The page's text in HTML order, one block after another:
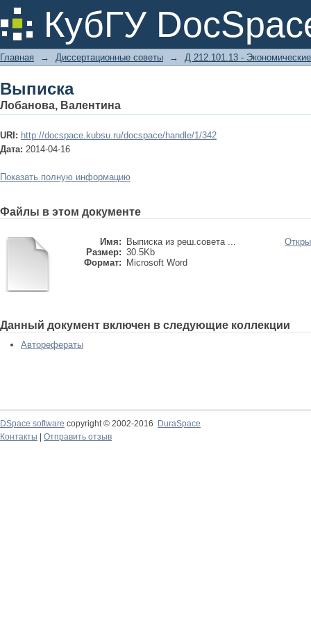
КубГУ
Выписка
Главная → Диссертационные советы → Д 212.101.13 -
Выписка
Лобанова, Валентина
URI: http://docspace.kubsu.ru/docspace/handle/1/342
Дата: 2014-04-16
Показать полную информацию
Файлы в этом документе
Имя:
Выписка из реш.совета ...
Размер: 30.5Kb
Формат:
Microsoft Word
Данный документ включен в следующие коллекции
Авторефераты
DSpace software copyright © 2002-2016
DuraSpace
Контакты
Отправить отзыв